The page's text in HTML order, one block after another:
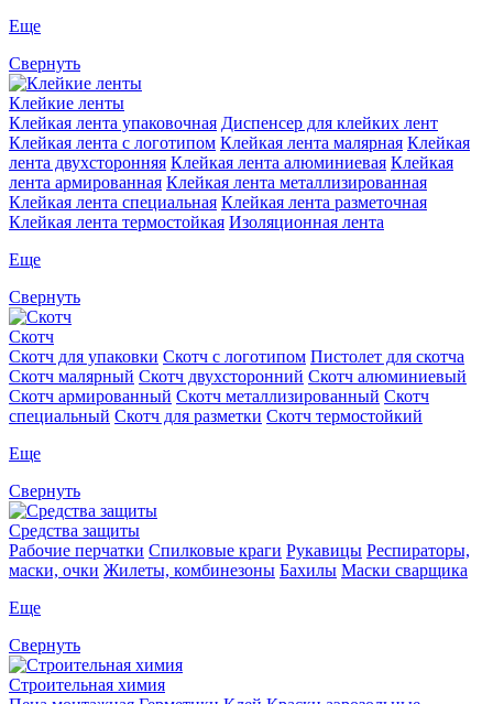
Еще
Свернуть
Клейкие ленты
Клейкая лента упаковочная Диспенсер для клейких лент
Клейкая лента с логотипом Клейкая лента малярная Клейкая
лента двухсторонняя Клейкая лента алюминиевая Клейкая
лента армированная Клейкая лента металлизированная
Клейкая лента специальная Клейкая лента разметочная
Клейкая лента термостойкая Изоляционная лента
Еще
Свернуть
Скотч
Скотч для упаковки Скотч с логотипом Пистолет для скотча
Скотч малярный Скотч двухсторонний Скотч алюминиевый
Скотч армированный Скотч металлизированный Скотч
специальный Скотч для разметки Скотч термостойкий
Еще
Свернуть
Средства защиты
Рабочие перчатки Спилковые краги Рукавицы Респираторы,
маски, очки Жилеты, комбинезоны Бахилы Маски сварщика
Еще
Свернуть
Строительная химия